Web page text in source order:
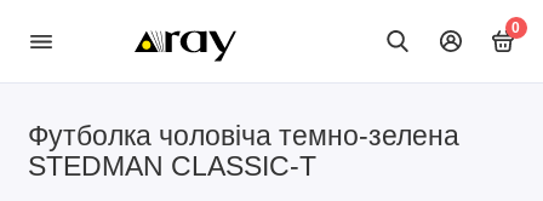
0
Футболка чоловіча темно-зелена
STEDMАN CLASSIC-T